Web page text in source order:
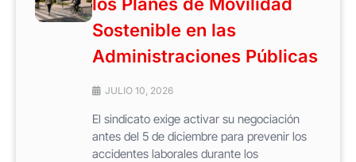
Sostenible en las
Administraciones Públicas
JULIO 10, 2026
El sindicato exige activar su negociación
antes del 5 de diciembre para prevenir los
accidentes laborales durante los